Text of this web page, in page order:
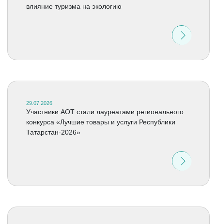
влияние туризма на экологию
29.07.2026
Участники АОТ стали лауреатами регионального
конкурса «Лучшие товары и услуги Республики
Татарстан-2026»